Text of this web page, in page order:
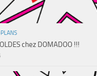
chez DOMADOO !!!